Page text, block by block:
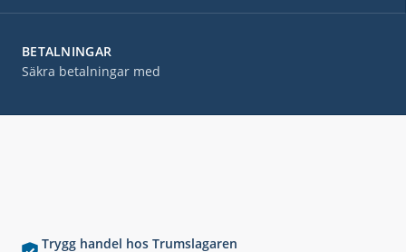
Trygg handel hos Trumslagaren
BETALNINGAR
Säkra betalningar med